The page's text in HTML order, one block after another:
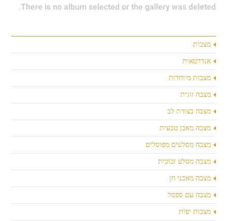
מצבות
אנדרטאות
מצבות מיוחדות
מצבה זוגית
מצבה בצורת לב
מצבה מאבן טבעית
מצבה מסלעים מפוסלים
מצבה מסלע זכוכית
מצבה מאבני חן
מצבה עם ספסל
מצבות יפות
There is no album selected or the gallery was deleted.